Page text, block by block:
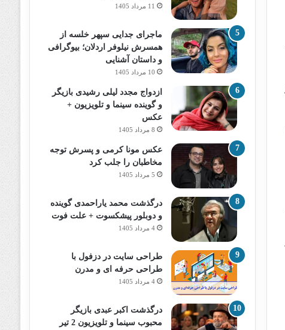
11 مرداد 1405
ماجرای جدایی سپهر خلسه از
همسرش نیلوفر اردلان؛ بیوگرافی
و داستان آشنایی
10 مرداد 1405
ازدواج مجدد لیلی رشیدی بازیگر
و گوینده سینما و تلویزیون +
عکس
8 مرداد 1405
عکس مونا کرمی و پسرش توجه
مخاطبان را جلب کرد
5 مرداد 1405
درگذشت محمد یاراحمدی گوینده
و دوبلور پیشکسوت + علت فوت
4 مرداد 1405
طراحی سایت در دزفول با
طراحی حرفه‌ ای و مدرن
4 مرداد 1405
درگذشت اکبر عبدی بازیگر
محبوب سینما و تلویزیون 2 تیر